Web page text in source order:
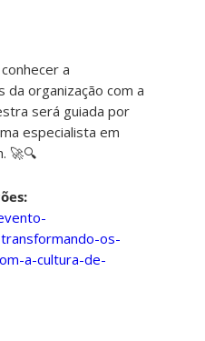
a
organização com a
será guiada por
especialista em
🚀🔍
os-
a-cultura-de-